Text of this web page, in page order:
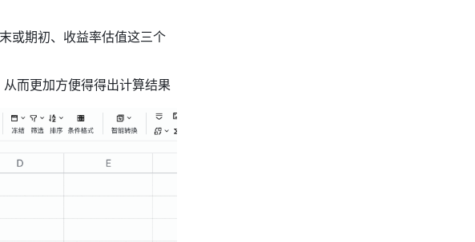
或期初、收益率估值这三个
而更加方便得得出计算结果